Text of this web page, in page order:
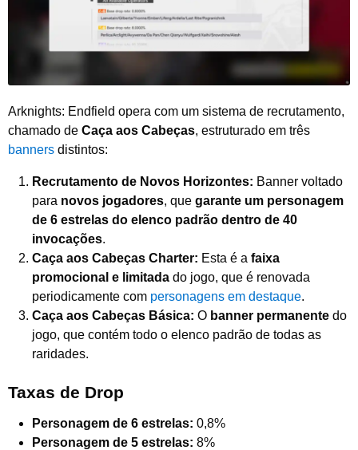
Arknights: Endfield opera com um sistema de recrutamento,
chamado de Caça aos Cabeças, estruturado em três
banners distintos:
Recrutamento de Novos Horizontes: Banner voltado
para novos jogadores, que garante um personagem
de 6 estrelas do elenco padrão dentro de 40
invocações.
Caça aos Cabeças Charter: Esta é a faixa
promocional e limitada do jogo, que é renovada
periodicamente com personagens em destaque.
Caça aos Cabeças Básica: O banner permanente do
jogo, que contém todo o elenco padrão de todas as
raridades.
Taxas de Drop
Personagem de 6 estrelas: 0,8%
Personagem de 5 estrelas: 8%